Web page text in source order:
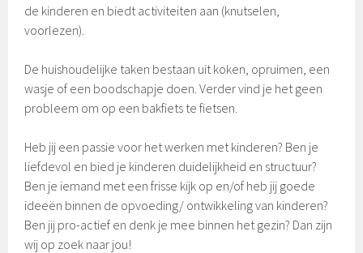
de kinderen en biedt activiteiten aan (knutselen,
voorlezen).
De huishoudelijke taken bestaan uit koken, opruimen, een
wasje of een boodschapje doen. Verder vind je het geen
probleem om op een bakfiets te fietsen.
Heb jij een passie voor het werken met kinderen? Ben je
liefdevol en bied je kinderen duidelijkheid en structuur?
Ben je iemand met een frisse kijk op en/of heb jij goede
ideeën binnen de opvoeding/ ontwikkeling van kinderen?
Ben jij pro-actief en denk je mee binnen het gezin? Dan zijn
wij op zoek naar jou!